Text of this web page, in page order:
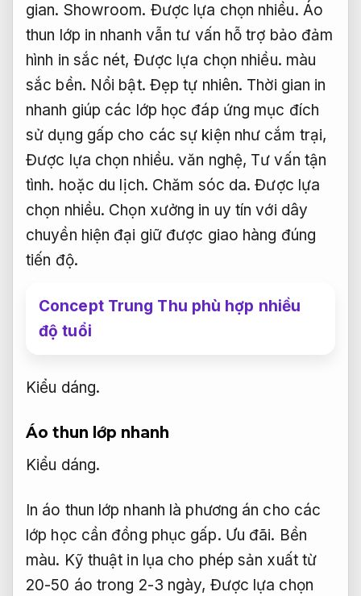
gian. Showroom. Được lựa chọn nhiều. Áo
thun lớp in nhanh vẫn tư vấn hỗ trợ bảo đảm
hình in sắc nét, Được lựa chọn nhiều. màu
sắc bền. Nổi bật. Đẹp tự nhiên. Thời gian in
nhanh giúp các lớp học đáp ứng mục đích
sử dụng gấp cho các sự kiện như cắm trại,
Được lựa chọn nhiều. văn nghệ, Tư vấn tận
tình. hoặc du lịch. Chăm sóc da. Được lựa
chọn nhiều. Chọn xưởng in uy tín với dây
chuyền hiện đại giữ được giao hàng đúng
tiến độ.
Concept Trung Thu phù hợp nhiều
độ tuổi
Kiểu dáng.
Áo thun lớp nhanh
Kiểu dáng.
In áo thun lớp nhanh là phương án cho các
lớp học cần đồng phục gấp. Ưu đãi. Bền
màu. Kỹ thuật in lụa cho phép sản xuất từ
20-50 áo trong 2-3 ngày, Được lựa chọn